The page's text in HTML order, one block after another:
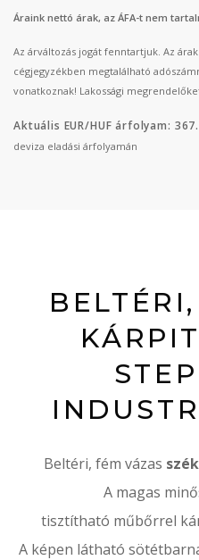
Áraink nettó árak, az ÁFA-t nem
Az árváltozás jogát fenntartjuk. Az
cégjegyzékben megtalálható
vonatkoznak! Lakossági
Aktuális EUR/HUF árfolyam:
deviza eladási árfolyamán
Beltéri, fém vázas szék
A magas
tisztítható műbőrrel
A képen látható